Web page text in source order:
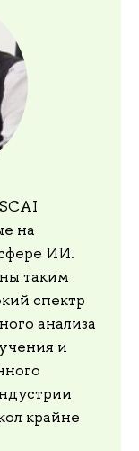
на
ИИ.
таким
спектр
анализа
и
крайне